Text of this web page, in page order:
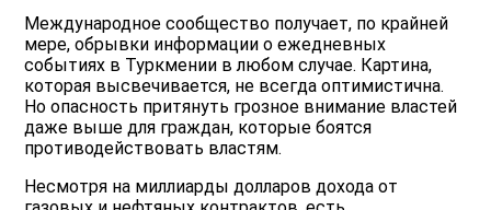
Международное сообщество получает, по крайней
мере, обрывки информации о ежедневных
событиях в Туркмении в любом случае. Картина,
которая высвечивается, не всегда оптимистична.
Но опасность притянуть грозное внимание властей
даже выше для граждан, которые боятся
противодействовать властям.
Несмотря на миллиарды долларов дохода от